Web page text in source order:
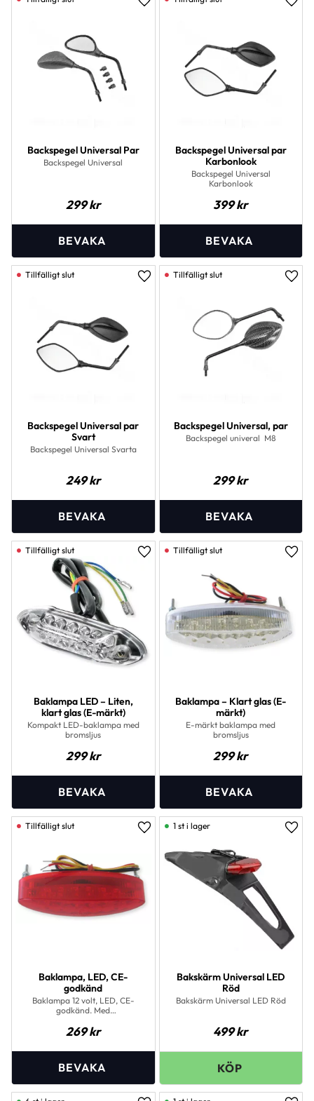
Backspegel Universal Par
Backspegel Universal
299kr
Lägg till i favoriter
Backspegel Universal par
Karbonlook
Backspegel Universal
Karbonlook
399kr
Backspegel Universal par
Svart
Backspegel Universal Svarta
249kr
Lägg till i favoriter
Backspegel Universal, par
Backspegel univeral M8
299kr
Baklampa LED – Liten,
klart glas (E-märkt)
Kompakt LED-baklampa med
bromsljus
299kr
Lägg till i favoriter
Baklampa – Klart glas (E-
märkt)
E-märkt baklampa med
bromsljus
299kr
Baklampa, LED, CE-
godkänd
Baklampa 12 volt, LED, CE-
godkänd. Med
bromsljus
269kr
Lägg till i favoriter
Bakskärm Universal LED
Röd
Bakskärm Universal LED Röd
499kr
1 st i lager